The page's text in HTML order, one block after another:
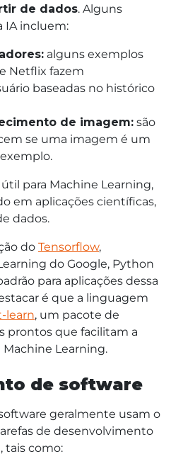
de dados. Alguns
IA incluem:
alguns exemplos
Netflix fazem
baseadas no histórico
de imagem: são
se uma imagem é um
para Machine Learning,
em aplicações científicas,
dados.
do Tensorflow,
do Google, Python
para aplicações dessa
é que a linguagem
learn, um pacote de
prontos que facilitam a
Learning.
de software
geralmente usam o
de desenvolvimento
tais como: